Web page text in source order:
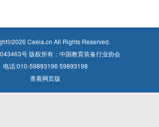
2026 Ceeia.cn All Rights Reserved.
号 版权所有：中国教育装备行业协会
电话:010-59893196 59893198
查看网页版